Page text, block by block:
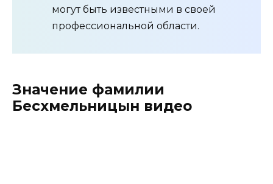
могут быть известными в своей
профессиональной области.
Значение фамилии
Бесхмельницын видео